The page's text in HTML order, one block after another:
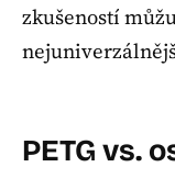
zkušeností
PETG vs.